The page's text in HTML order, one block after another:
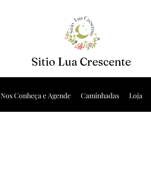
Sitio Lua Crescente
Nos Conheça e Agende Caminhadas Loja